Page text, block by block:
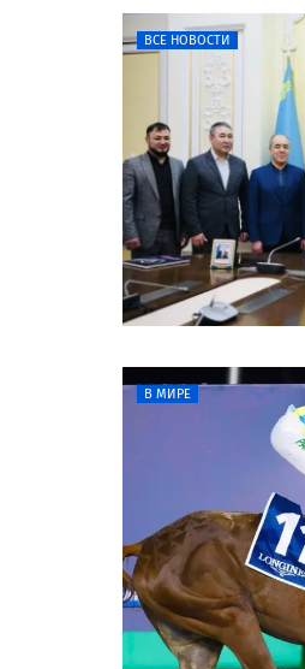
ВСЕ НОВОСТИ
В МИРЕ